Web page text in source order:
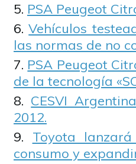
PSA Peugeot
Vehículos
las normas de no
PSA Peugeot
de la tecnología
CESVI
2012.
Toyota
consumo y